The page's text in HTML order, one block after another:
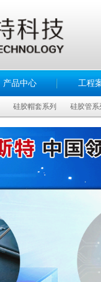
产品中心 工程
硅胶帽套系列 硅胶管系